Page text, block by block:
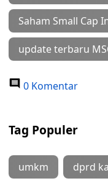
Saham Small Cap
update terbaru
0 Komentar
Tag Populer
umkm dprd